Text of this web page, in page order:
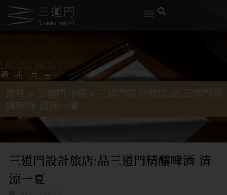
最新消息
首頁 » 三道門介紹 »
三道門設計旅店:品三道門精
釀啤酒-清涼一夏
三道門設計旅店:品三道門精釀啤酒-清
涼一夏